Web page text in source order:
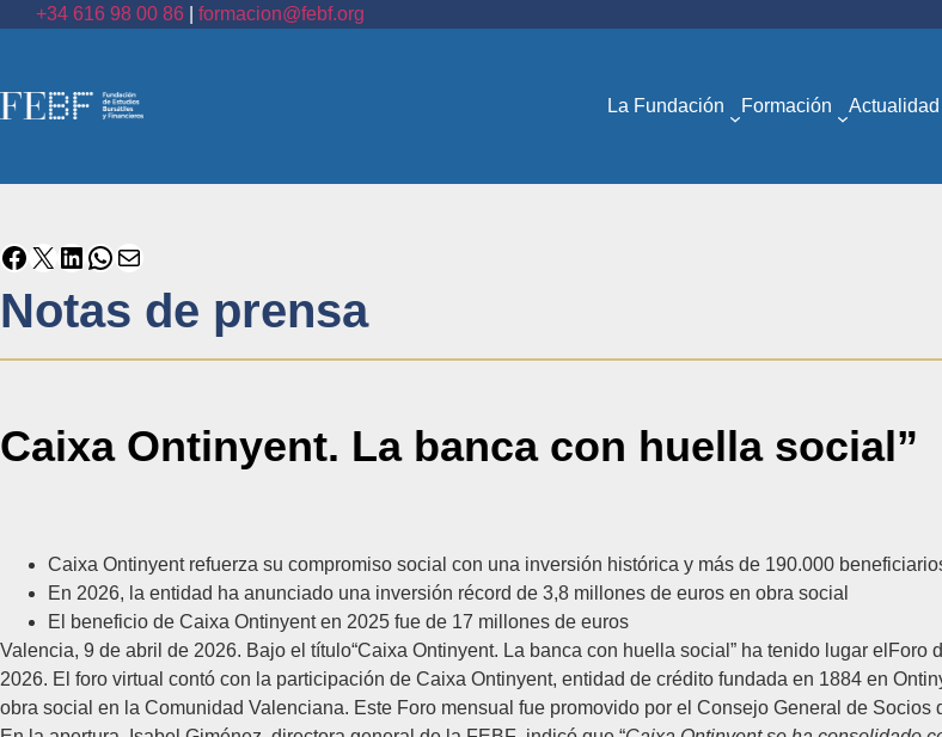
+34 616 98 00 86 formacion@febf.org
La Fundación Formación Actualidad
Notas de prensa
Caixa Ontinyent. La banca con huella social”
Caixa Ontinyent refuerza su compromiso social con una inversión histórica y más de 190.000
En 2026, la entidad ha anunciado una inversión récord de 3,8 millones de euros en obra social
El beneficio de Caixa Ontinyent en 2025 fue de 17 millones de euros
Valencia, 9 de abril de 2026. Bajo el título“Caixa Ontinyent. La banca con huella social ” ha tenido lugar el Foro
2026. El foro virtual contó con la participación de Caixa Ontinyent, entidad de crédito fundada en 1884 en
obra social en la Comunidad Valenciana. Este Foro mensual fue promovido por el Consejo General de Socios